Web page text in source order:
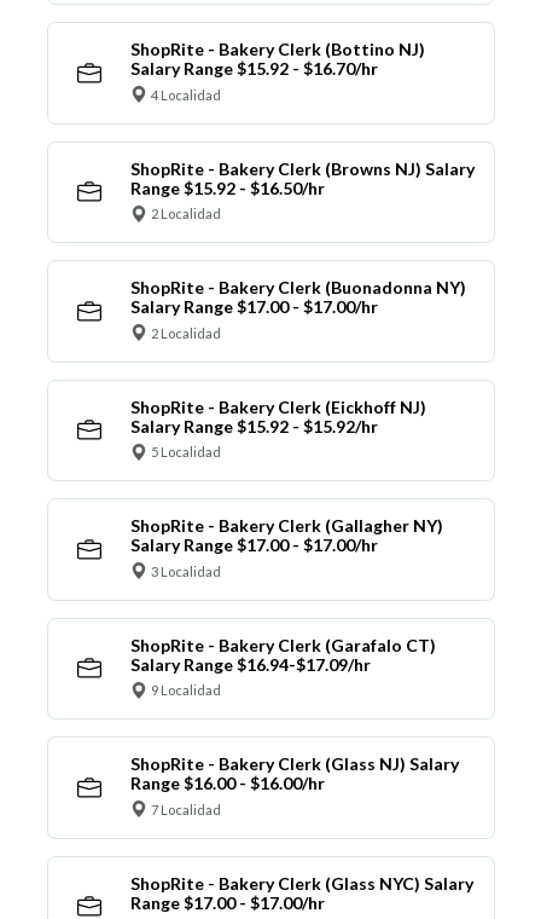
ShopRite - Bakery Clerk (Bottino NJ)
Salary Range $15.92 - $16.70/hr
4 Localidad
ShopRite - Bakery Clerk (Browns NJ) Salary
Range $15.92 - $16.50/hr
2 Localidad
ShopRite - Bakery Clerk (Buonadonna NY)
Salary Range $17.00 - $17.00/hr
2 Localidad
ShopRite - Bakery Clerk (Eickhoff NJ)
Salary Range $15.92 - $15.92/hr
5 Localidad
ShopRite - Bakery Clerk (Gallagher NY)
Salary Range $17.00 - $17.00/hr
3 Localidad
ShopRite - Bakery Clerk (Garafalo CT)
Salary Range $16.94-$17.09/hr
9 Localidad
ShopRite - Bakery Clerk (Glass NJ) Salary
Range $16.00 - $16.00/hr
7 Localidad
ShopRite - Bakery Clerk (Glass NYC) Salary
Range $17.00 - $17.00/hr